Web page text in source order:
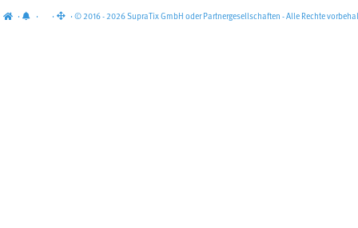
· · · · © 2016 - 2026 SupraTix GmbH oder Partnergesellschaften - Alle Rechte